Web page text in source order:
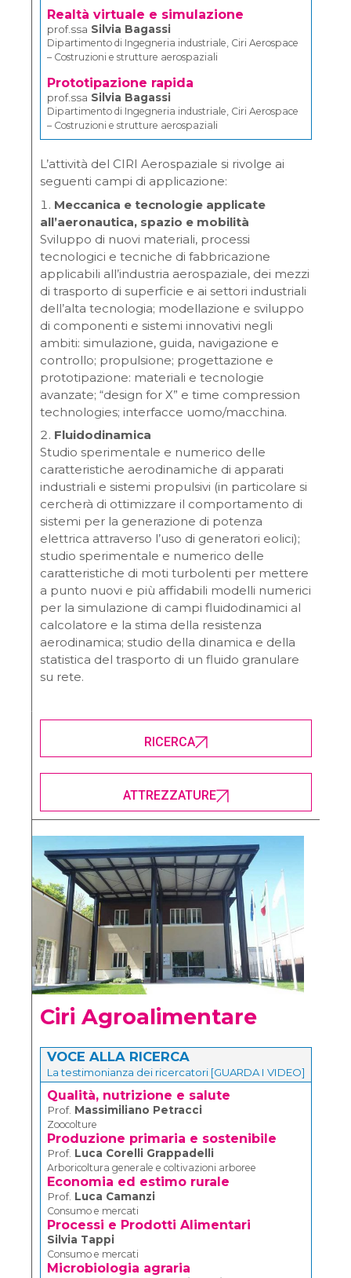
Realtà virtuale e simulazione
prof.ssa Silvia Bagassi
Dipartimento di Ingegneria industriale, Ciri Aerospace
– Costruzioni e strutture aerospaziali
Prototipazione rapida
prof.ssa Silvia Bagassi
Dipartimento di Ingegneria industriale, Ciri Aerospace
– Costruzioni e strutture aerospaziali
L’attività del CIRI Aerospaziale si rivolge ai
seguenti campi di applicazione:
Meccanica e tecnologie applicate
all’aeronautica, spazio e mobilità
Sviluppo di nuovi materiali, processi
tecnologici e tecniche di fabbricazione
applicabili all’industria aerospaziale, dei mezzi
di trasporto di superficie e ai settori industriali
dell’alta tecnologia; modellazione e sviluppo
di componenti e sistemi innovativi negli
ambiti: simulazione, guida, navigazione e
controllo; propulsione; progettazione e
prototipazione: materiali e tecnologie
avanzate; “design for X” e time compression
technologies; interfacce uomo/macchina.
Fluidodinamica
Studio sperimentale e numerico delle
caratteristiche aerodinamiche di apparati
industriali e sistemi propulsivi (in particolare si
cercherà di ottimizzare il comportamento di
sistemi per la generazione di potenza
elettrica attraverso l’uso di generatori eolici);
studio sperimentale e numerico delle
caratteristiche di moti turbolenti per mettere
a punto nuovi e più affidabili modelli numerici
per la simulazione di campi fluidodinamici al
calcolatore e la stima della resistenza
aerodinamica; studio della dinamica e della
statistica del trasporto di un fluido granulare
su rete.
RICERCA
ATTREZZATURE
Ciri Agroalimentare
VOCE ALLA RICERCA
La testimonianza dei ricercatori [GUARDA I VIDEO]
Qualità, nutrizione e salute
Prof. Massimiliano Petracci
Zoocolture
Produzione primaria e sostenibile
Prof. Luca Corelli Grappadelli
Arboricoltura generale e coltivazioni arboree
Economia ed estimo rurale
Prof. Luca Camanzi
Consumo e mercati
Processi e Prodotti Alimentari
Silvia Tappi
Consumo e mercati
Microbiologia agraria